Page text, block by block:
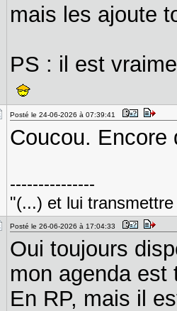
mais les ajoute
PS : il est
Posté le 24-06-2026 à 07:39:41
Coucou. Encore
---------------
"(...) et lui
Posté le 26-06-2026 à 17:04:33
Oui toujours
mon agenda
En RP, mais il